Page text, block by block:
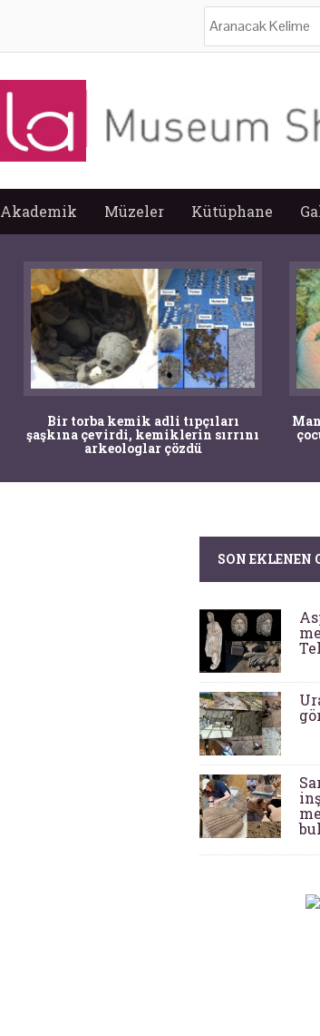
Akademik Müzeler Kütüphane
Bir torba kemik adli tıpçıları
şaşkına çevirdi, kemiklerin sırrını
arkeologlar çözdü
SON EKLENEN